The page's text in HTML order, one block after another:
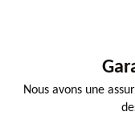
Nous avons une